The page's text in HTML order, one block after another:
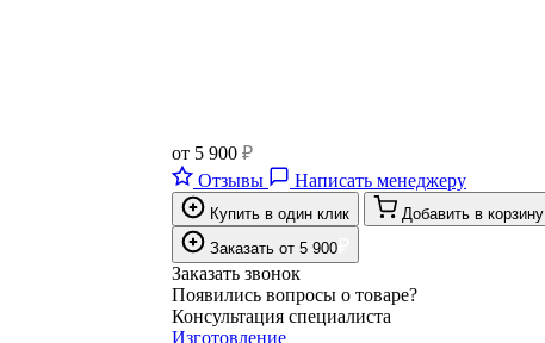
от 5 900 ₽
Отзывы
Написать менеджеру
Купить в один клик
Добавить в корзину
Заказать от 5 900
Заказать звонок
Появились вопросы о товаре?
Консультация специалиста
Изготовление